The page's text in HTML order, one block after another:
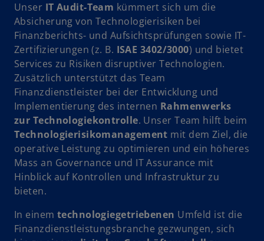
i
s
t
e
r
k
a
r
t
e
g
e
ö
n
e
y
V
i
d
Unser IT Audit-Team kümmert sich um die
Absicherung von Technologierisiken bei
Finanzberichts- und Aufsichtsprüfungen sowie IT-
Zertifizierungen (z. B. ISAE 3402/3000) und bietet
Services zu Risiken disruptiver Technologien.
Zusätzlich unterstützt das Team
Finanzdienstleister bei der Entwicklung und
Implementierung des internen Rahmenwerks
zur Technologiekontrolle. Unser Team hilft beim
Technologierisikomanagement mit dem Ziel, die
operative Leistung zu optimieren und ein höheres
Mass an Governance und IT Assurance mit
Hinblick auf Kontrollen und Infrastruktur zu
bieten.
In einem technologiegetriebenen Umfeld ist die
Finanzdienstleistungsbranche gezwungen, sich